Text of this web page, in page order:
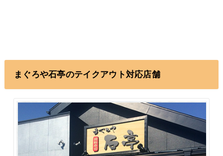
まぐろや石亭のテイクアウト対応店舗